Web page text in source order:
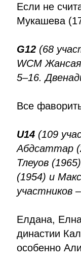
Если не
Мукашева
G12 (68
WCM
5–16.
Все
U14 (109
Абдсаттар
Тлеуов
(1954) и
участников
Елдана,
династии
особенно